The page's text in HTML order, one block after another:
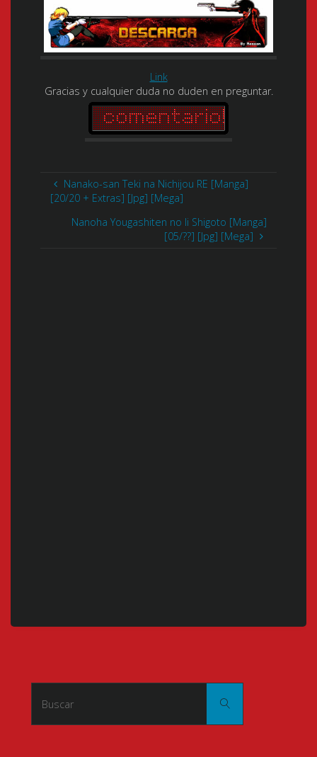
Link
Gracias y cualquier duda no duden en preguntar.
Nanako-san Teki na Nichijou RE [Manga]
[20/20 + Extras] [Jpg] [Mega]
Nanoha Yougashiten no Ii Shigoto [Manga]
[05/??] [Jpg] [Mega]
Buscar